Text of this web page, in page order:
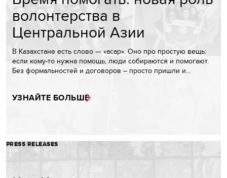
волонтерства в
Центральной Азии
В Казахстане есть слово — «асар». Оно про простую вещь:
если кому-то нужна помощь, люди собираются и помогают.
Без формальностей и договоров – просто пришли и…
УЗНАЙТЕ БОЛЬШЕ
PRESS RELEASES